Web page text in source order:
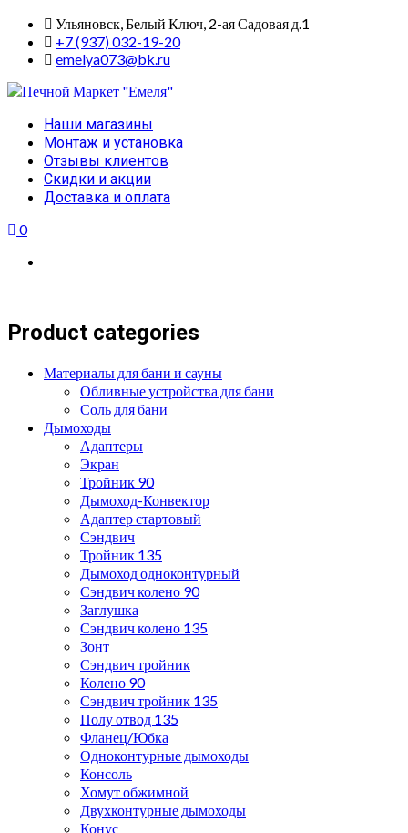
Skip
content
Ульяновск, Белый Ключ, 2-ая Садовая д.1
+7 (937) 032-19-20
emelya073@bk.ru
Primary
Menu
Наши магазины
Монтаж и установка
Отзывы клиентов
Скидки и акции
Доставка и оплата
0
Product categories
Материалы для бани и сауны
Обливные устройства для бани
Соль для бани
Дымоходы
Адаптеры
Экран
Тройник 90
Дымоход-Конвектор
Адаптер стартовый
Сэндвич
Тройник 135
Дымоход одноконтурный
Сэндвич колено 90
Заглушка
Сэндвич колено 135
Зонт
Сэндвич тройник
Колено 90
Сэндвич тройник 135
Полу отвод 135
Фланец/Юбка
Одноконтурные дымоходы
Консоль
Хомут обжимной
Двухконтурные дымоходы
Конус